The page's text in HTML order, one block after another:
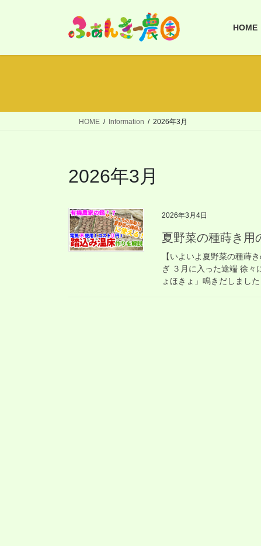
HOME
HOME Information 2026年3月
2026年3月
2026年3月4日
夏野菜の種蒔き用
【いよいよ夏野菜の種蒔
ぎ ３月に入った途端 徐々
ょほきょ」鳴きだしまし